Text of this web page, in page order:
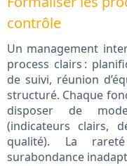
contrôle
Un management
process clairs :
de suivi, réunion
structuré. Chaque
disposer de
(indicateurs clairs,
qualité). La
surabondance